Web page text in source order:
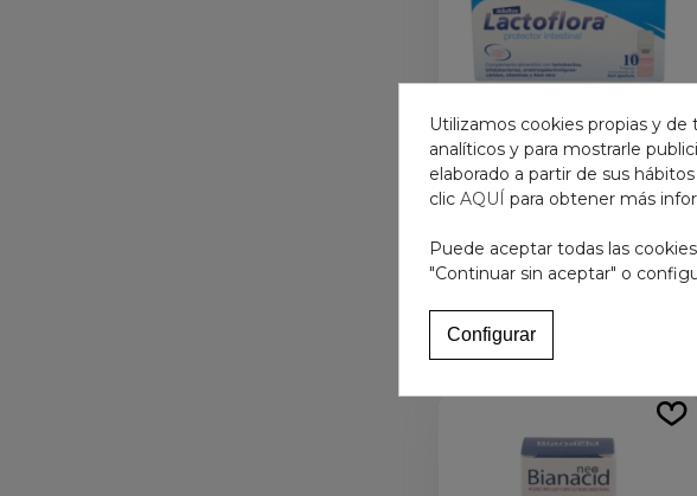
LACTOFLORA PROTECTOR
VIALES
13,50 €
Utilizamos cookies propias y
analíticos y para mostrarle
elaborado a partir de sus
clic AQUÍ para obtener más
Puede aceptar todas las
"Continuar sin aceptar" o
Configurar